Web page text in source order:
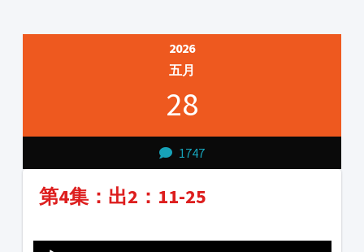
2026
五月
28
1747
第4集：出2：11-25
Player